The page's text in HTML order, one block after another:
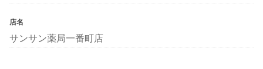
店名
サンサン薬局一番町店